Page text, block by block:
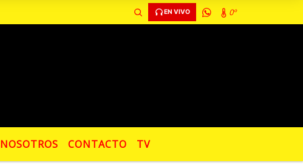
EN VIVO 0º
NOSOTROS CONTACTO TV